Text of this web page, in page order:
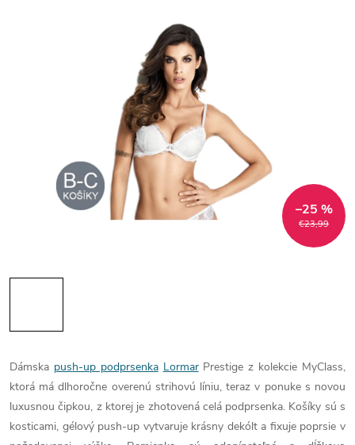
€23,99
–25 %
Dámska push-up podprsenka LormarPrestige z kolekcie MyClass,
ktorá má dlhoročne overenú strihovú líniu, teraz v ponuke s novou
luxusnou čipkou, z ktorej je zhotovená celá podprsenka. Košíky sú s
kosticami, gélový push-up vytvaruje krásny dekólt a fixuje poprsie v